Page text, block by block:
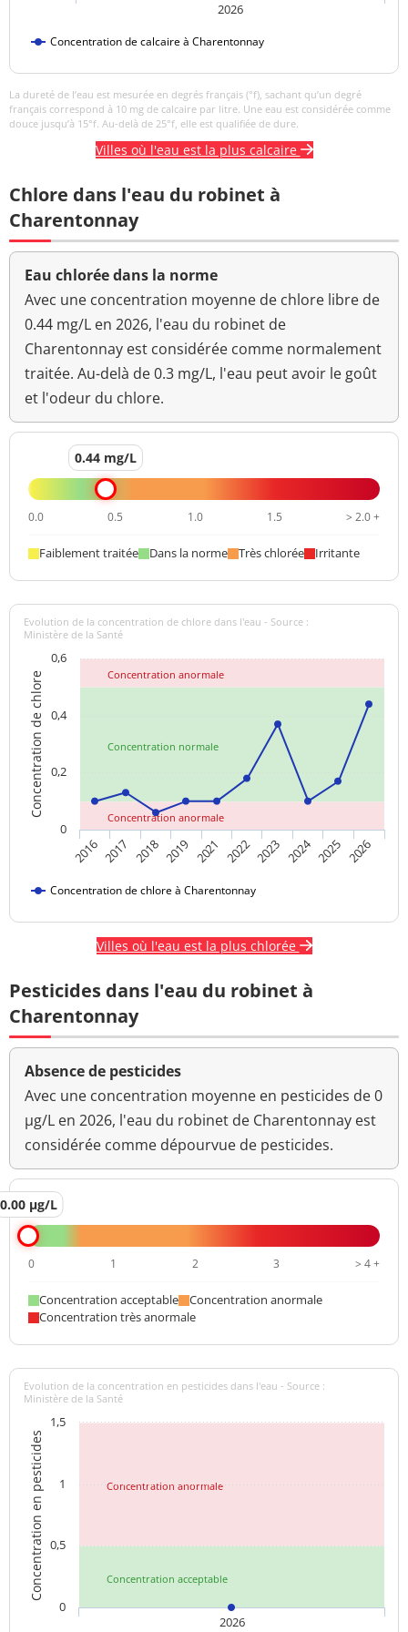
<0,1 NFU <=2 NFU
Concentration de calcaire à Charentonnay
2026
La dureté de l’eau est mesurée en degrés français (°f), sachant qu’un degré
français correspond à 10 mg de calcaire par litre. Une eau est considérée comme
douce jusqu’à 15°f. Au-delà de 25°f, elle est qualifiée de dure.
Villes où l'eau est la plus calcaire
Chlore dans l'eau du robinet à
Charentonnay
Eau chlorée dans la norme
Avec une concentration moyenne de chlore libre de
0.44 mg/L en 2026, l'eau du robinet de
Charentonnay est considérée comme normalement
traitée. Au-delà de 0.3 mg/L, l'eau peut avoir le goût
et l'odeur du chlore.
0.44 mg/L
0.0 0.5 1.0 1.5 > 2.0 +
Faiblement traitée Dans la norme Très chlorée Irritante
Concentration normale
Concentration anormale
Concentration anormale
Concentration de chlore
Evolution de la concentration de chlore dans l'eau - Source :
Ministère de la Santé
Concentration de chlore à Charentonnay
2016 2017 2018 2019 2021 2022 2023 2024 2025 2026
0
0,2
0,4
0,6
Villes où l'eau est la plus chlorée
Pesticides dans l'eau du robinet à
Charentonnay
Absence de pesticides
Avec une concentration moyenne en pesticides de 0
µg/L en 2026, l'eau du robinet de Charentonnay est
considérée comme dépourvue de pesticides.
0.00 µg/L
0 1 2 3 > 4 +
Concentration acceptable
Concentration anormale
Concentration très anormale
Concentration acceptable
Concentration anormale
Concentration en pesticides
Evolution de la concentration en pesticides dans l'eau - Source :
Ministère de la Santé
2026
0
0,5
1
1,5